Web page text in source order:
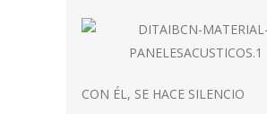
CON ÉL, SE HACE SILENCIO